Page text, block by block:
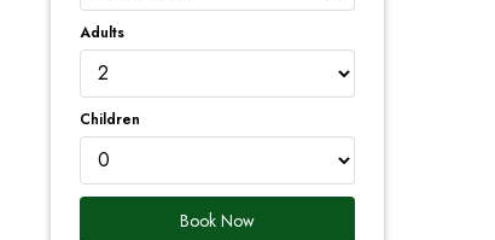
Adults
Children
Book Now